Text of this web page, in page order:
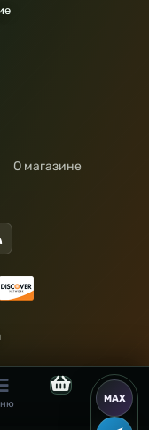
О магазине